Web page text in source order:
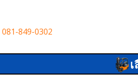
081-849-0302